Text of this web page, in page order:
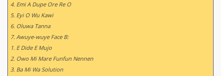
4. Emi A Dupe Ore Re O
5. Eyi O Wu Kawi
6. Oluwa Tanna
7. Awuye-wuye Face B:
1. E Dide E Mujo
2. Owo Mi Mare Funfun Nennen
3. Ba Mi Wa Solution